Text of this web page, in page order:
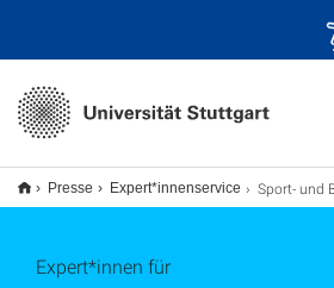
Presse Expert*innenservice Sport- und
Expert*innen für